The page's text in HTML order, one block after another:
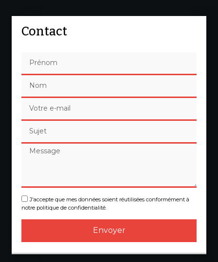
Contact
J'accepte que mes données soient réutilisées conformément à
notre politique de confidentialité.
Envoyer